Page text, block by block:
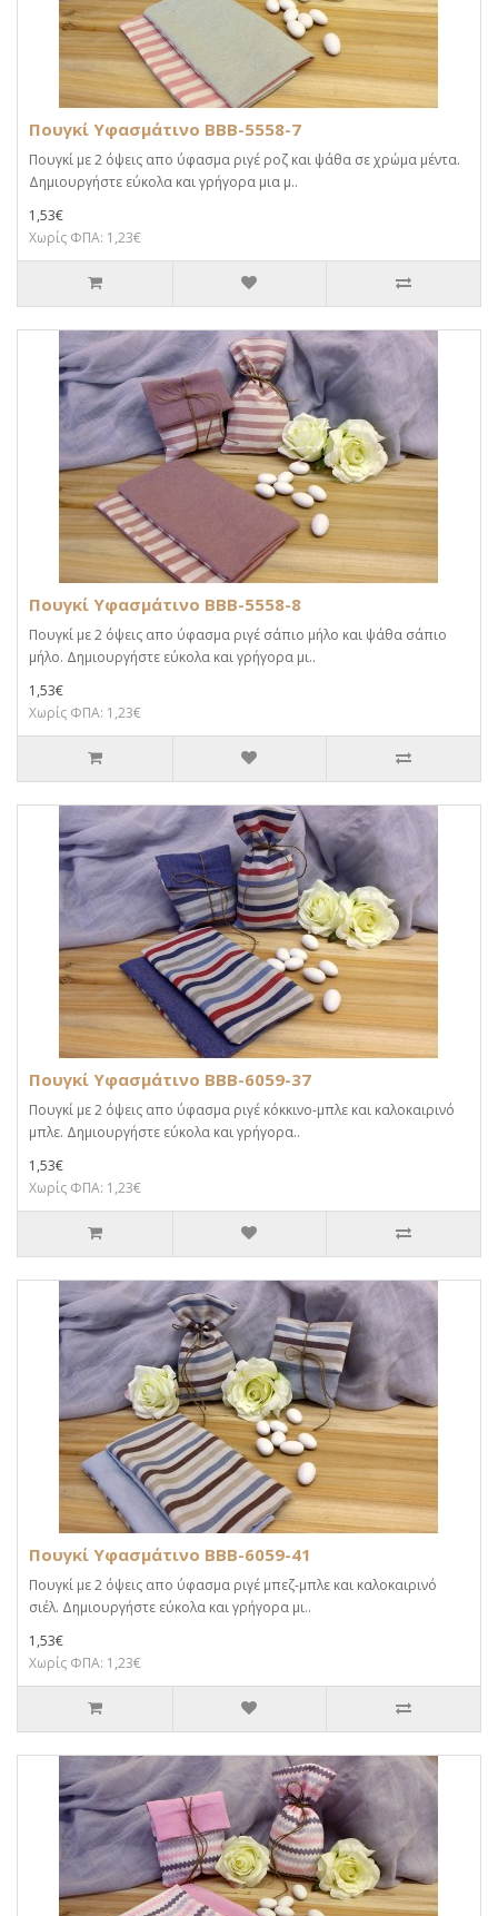
Πουγκί Υφασμάτινο BBB-5558-7
Πουγκί με 2 όψεις απο ύφασμα ριγέ ροζ και ψάθα σε χρώμα μέντα.
Δημιουργήστε εύκολα και γρήγορα μια μ..
1,53€
Χωρίς ΦΠΑ: 1,23€
Πουγκί Υφασμάτινο BBB-5558-8
Πουγκί με 2 όψεις απο ύφασμα ριγέ σάπιο μήλο και ψάθα σάπιο
μήλο. Δημιουργήστε εύκολα και γρήγορα μι..
1,53€
Χωρίς ΦΠΑ: 1,23€
Πουγκί Υφασμάτινο BBB-6059-37
Πουγκί με 2 όψεις απο ύφασμα ριγέ κόκκινο-μπλε και καλοκαιρινό
μπλε. Δημιουργήστε εύκολα και γρήγορα..
1,53€
Χωρίς ΦΠΑ: 1,23€
Πουγκί Υφασμάτινο BBB-6059-41
Πουγκί με 2 όψεις απο ύφασμα ριγέ μπεζ-μπλε και καλοκαιρινό
σιέλ. Δημιουργήστε εύκολα και γρήγορα μι..
1,53€
Χωρίς ΦΠΑ: 1,23€